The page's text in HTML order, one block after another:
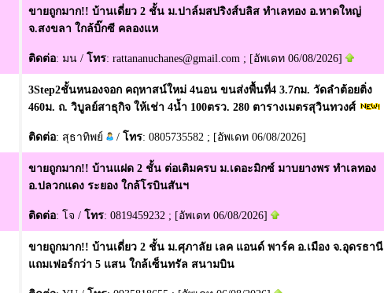
ขายถูกมาก!! บ้านเดี่ยว 2 ชั้น ม.ปาล์มสปริงส์บลิส ทำเลทอง อ.หาดใหญ่
จ.สงขลา ใกล้บิ๊กซี คลองแห
ติดต่อ: มน / โทร: rattananuchanes@gmail.com ; [อัพเดท 06/08/2026]
3Step2ชั้นหนองจอก คฤหาสน์ใหม่ 4นอน ขนส่งพื้นที่4 3.7กม. วัดลำต้อยติ่ง
460ม. ถ. วิบูลย์สาธุกิจ ให้เช่า 4น้ำ 100ตรว. 280 ตารางเมตรสุวินทวงศ์
ติดต่อ: สุธาทิพย์ / โทร: 0805735582 ; [อัพเดท 06/08/2026]
ขายถูกมาก!! บ้านแฝด 2 ชั้น ต่อเติมครบ ม.เดอะมิกซ์ มาบยางพร ทำเลทอง
อ.ปลวกแดง ระยอง ใกล้โรบินสันฯ
ติดต่อ: โจ / โทร: 0819459232 ; [อัพเดท 06/08/2026]
ขายถูกมาก!! บ้านเดี่ยว 2 ชั้น ม.ศุภาลัย เลค แอนด์ พาร์ค อ.เมือง จ.อุดรธานี
แถมเฟอร์กว่า 5 แสน ใกล้เซ็นทรัล สนามบิน